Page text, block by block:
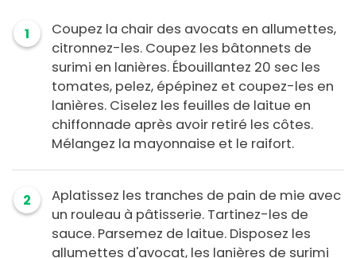
1
Coupez la chair des avocats en allumettes,
citronnez-les. Coupez les bâtonnets de
surimi en lanières. Ébouillantez 20 sec les
tomates, pelez, épépinez et coupez-les en
lanières. Ciselez les feuilles de laitue en
chiffonnade après avoir retiré les côtes.
Mélangez la mayonnaise et le raifort.
2
Aplatissez les tranches de pain de mie avec
un rouleau à pâtisserie. Tartinez-les de
sauce. Parsemez de laitue. Disposez les
allumettes d'avocat, les lanières de surimi